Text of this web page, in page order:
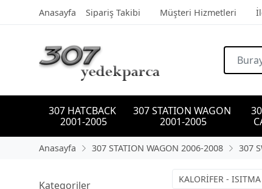
Anasayfa Sipariş Takibi Müşteri Hizmetleri
307 HATCBACK
2001-2005
307 STATION WAGON
2001-2005
Anasayfa 307 STATION WAGON 2006-2008 307
Kategoriler KALORİFER - ISITMA